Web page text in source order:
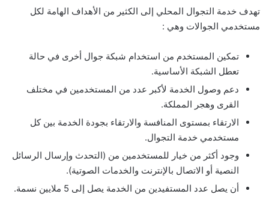
تهدف خدمة التجوال المحلي إلى الكثير من الأهداف الهامة لكل
مستخدمي الجوالات وهي :
تمكين المستخدم من استخدام شبكة جوال أخرى في حالة
تعطل الشبكة الأساسية.
دعم وصول الخدمة لأكبر عدد من المستخدمين في مختلف
القرى وهجر المملكة.​
الارتقاء بمستوى المنافسة والارتقاء بجودة الخدمة بين كل
مستخدمي خدمة التجوال.
وجود أكثر من خيار للمستخدمين من (التحدث وإرسال الرسائل
النصية أو الاتصال بالإنترنت والخدمات الصوتية).
أن يصل عدد المستفيدين من الخدمة يصل إلى 5 ملايين نسمة.